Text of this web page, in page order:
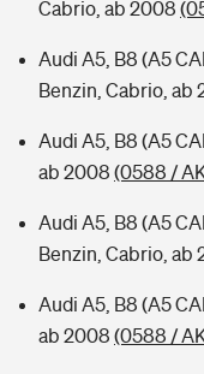
Cabrio, ab 2008
Audi A5, B8 (A5
Benzin, Cabrio, ab
Audi A5, B8 (A5
ab 2008 (0588 /
Audi A5, B8 (A5
Benzin, Cabrio, ab
Audi A5, B8 (A5
ab 2008 (0588 /